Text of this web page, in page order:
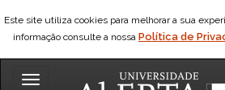
Este site utiliza cookies para melhorar a sua
informação consulte a nossa Política de
Toggle